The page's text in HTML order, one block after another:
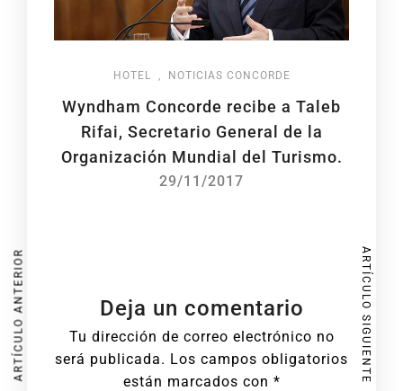
HOTEL NOTICIAS CONCORDE
Wyndham Concorde recibe a Taleb
Rifai, Secretario General de la
Organización Mundial del Turismo.
29/11/2017
Deja un comentario
Tu dirección de correo electrónico no
será publicada. Los campos obligatorios
están marcados con *
ARTÍCULO ANTERIOR ARTÍCULO SIGUIENTE